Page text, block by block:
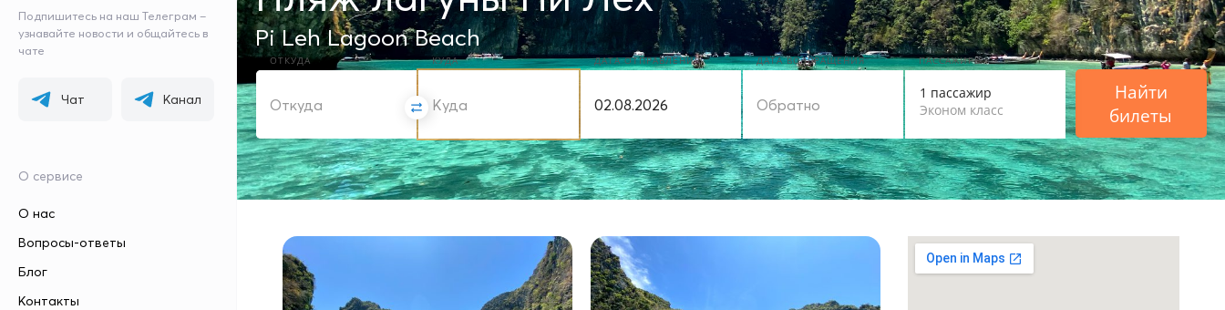
Подпишитесь на наш Телеграм –
узнавайте новости и общайтесь в
чате
Чат Канал
О сервисе
О нас
Вопросы-ответы
Блог
Контакты
Pi Leh Lagoon Beach
ОТКУДА КУДА ДАТА ОТПРАВЛЕНИЯ ДАТА ВОЗВРАЩЕНИЯ ПАССАЖИРЫ
1 пассажир
Эконом класс
Найти
билеты